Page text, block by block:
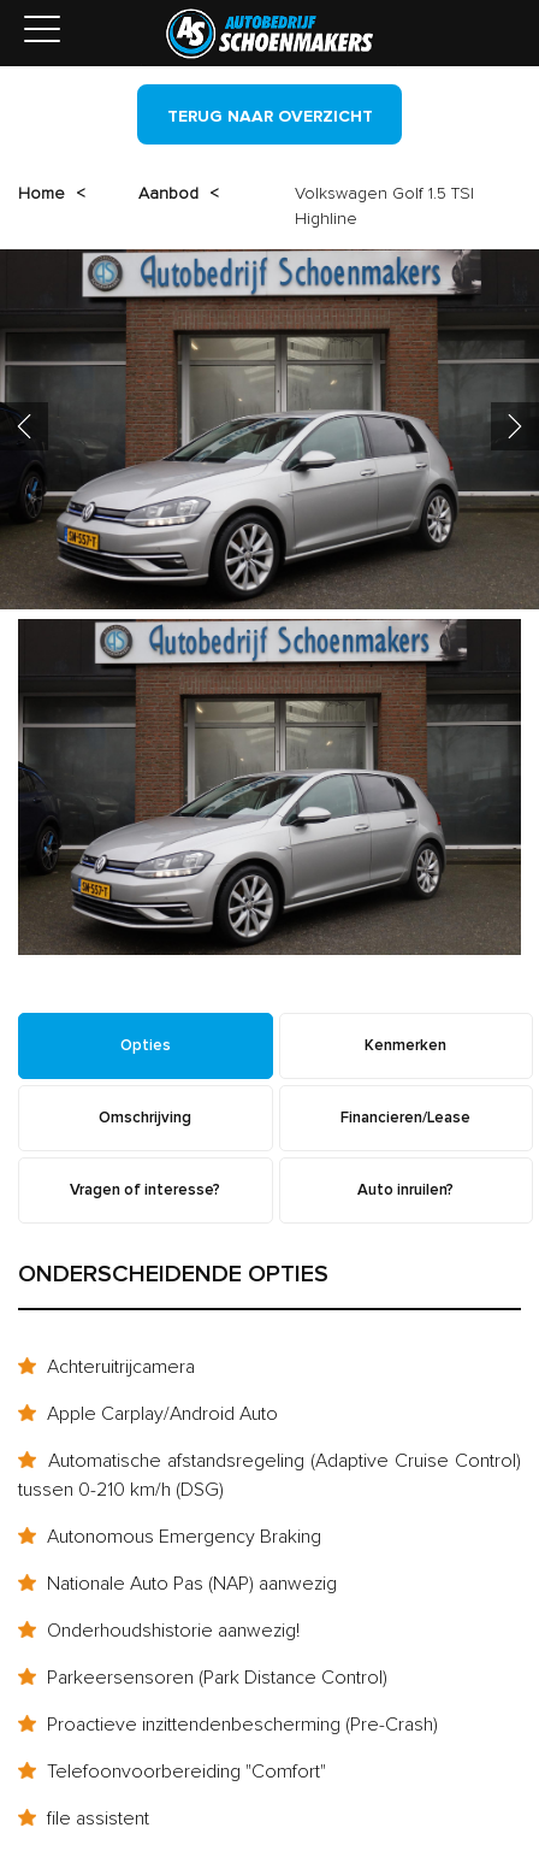
TERUG NAAR OVERZICHT
Home < Aanbod <
Volkswagen Golf 1.5 TSI
Highline
Opties Kenmerken
Omschrijving Financieren/Lease
Vragen of interesse? Auto inruilen?
ONDERSCHEIDENDE OPTIES
Achteruitrijcamera
Apple Carplay/Android Auto
Automatische afstandsregeling (Adaptive Cruise Control)
tussen 0-210 km/h (DSG)
Autonomous Emergency Braking
Nationale Auto Pas (NAP) aanwezig
Onderhoudshistorie aanwezig!
Parkeersensoren (Park Distance Control)
Proactieve inzittendenbescherming (Pre-Crash)
Telefoonvoorbereiding "Comfort"
file assistent